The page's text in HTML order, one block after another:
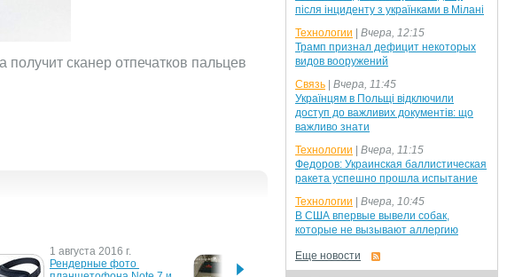
сканер отпечатков пальцев
1 августа 2016 г.
Рендерные фото
29 июля 2016 г.
На новых фото Galaxy
після інциденту з українками в Мілані
Технологии
Вчера, 12:15
Трамп признал дефицит некоторых
видов вооружений
Связь
Вчера, 11:45
Українцям в Польщі відключили
доступ до важливих документів: що
важливо знати
Технологии
Вчера, 11:15
Федоров: Украинская баллистическая
ракета успешно прошла испытание
Технологии
Вчера, 10:45
В США впервые вывели собак,
которые не вызывают аллергию
Еще новости